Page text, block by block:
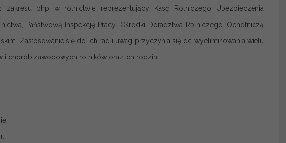
bhp w rolnictwie reprezentujący Kasę Rolniczego Ubezpieczenia
Państwową Inspekcję Pracy, Ośrodki Doradztwa Rolniczego, Ochotniczą
Zastosowanie się do ich rad i uwag przyczynia się do wyeliminowania wielu
i chorób zawodowych rolników oraz ich rodzin.